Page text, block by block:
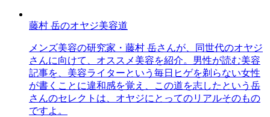
藤村 岳のオヤジ美容道
メンズ美容の研究家・藤村 岳さんが、同世代のオヤジ
さんに向けて、オススメ美容を紹介。男性が読む美容
記事を、美容ライターという毎日ヒゲを剃らない女性
が書くことに違和感を覚え、この道を志したという岳
さんのセレクトは、オヤジにとってのリアルそのもの
ですよ。